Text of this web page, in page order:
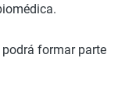
formar parte